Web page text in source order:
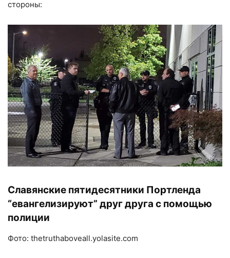
стороны:
Славянские пятидесятники Портленда
“евангелизируют” друг друга с помощью
полиции
Фото: thetruthaboveall.yolasite.com